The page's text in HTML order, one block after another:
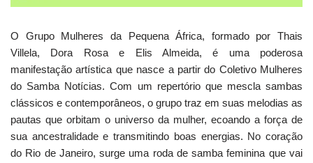
O Grupo Mulheres da Pequena África, formado por Thais
Villela, Dora Rosa e Elis Almeida, é uma poderosa
manifestação artística que nasce a partir do Coletivo Mulheres
do Samba Notícias. Com um repertório que mescla sambas
clássicos e contemporâneos, o grupo traz em suas melodias as
pautas que orbitam o universo da mulher, ecoando a força de
sua ancestralidade e transmitindo boas energias. No coração
do Rio de Janeiro, surge uma roda de samba feminina que vai